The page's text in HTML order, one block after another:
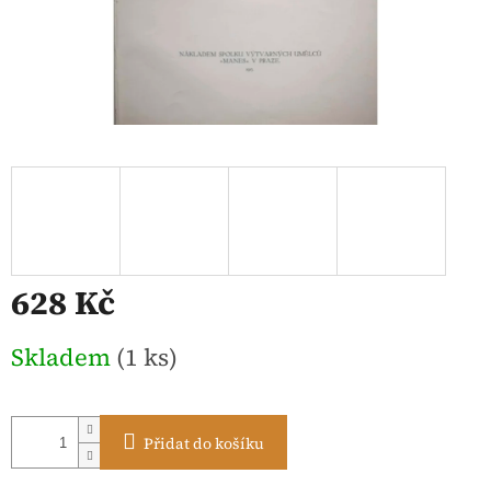
628 Kč
cena:
Skladem (1 ks)
Přidat do košíku